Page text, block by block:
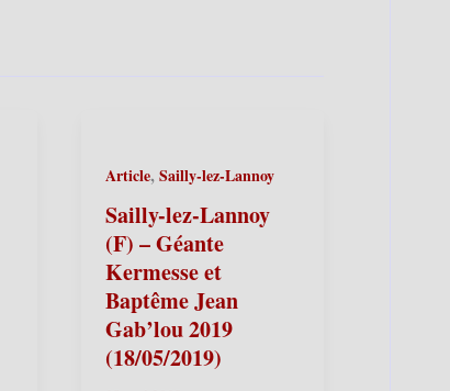
Article,Sailly-lez-Lannoy
Sailly-lez-Lannoy
(F) – Géante
Kermesse et
Baptême Jean
Gab’lou 2019
(18/05/2019)